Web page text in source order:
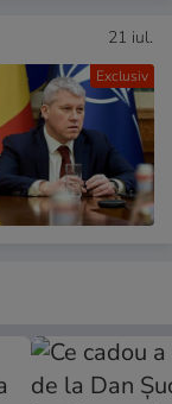
Exclusiv
21 iul.